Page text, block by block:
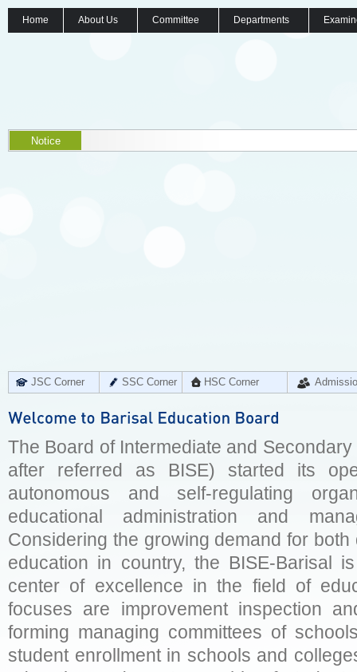
Home About Us Committee Departments
Notice
JSC Corner SSC Corner HSC Corner
The Board of Intermediate and
after referred as BISE) started its
autonomous and self-regulating
educational administration and
Considering the growing demand for
education in country, the BISE-Barisal
center of excellence in the field of
focuses are improvement inspection
forming managing committees of
student enrollment in schools and